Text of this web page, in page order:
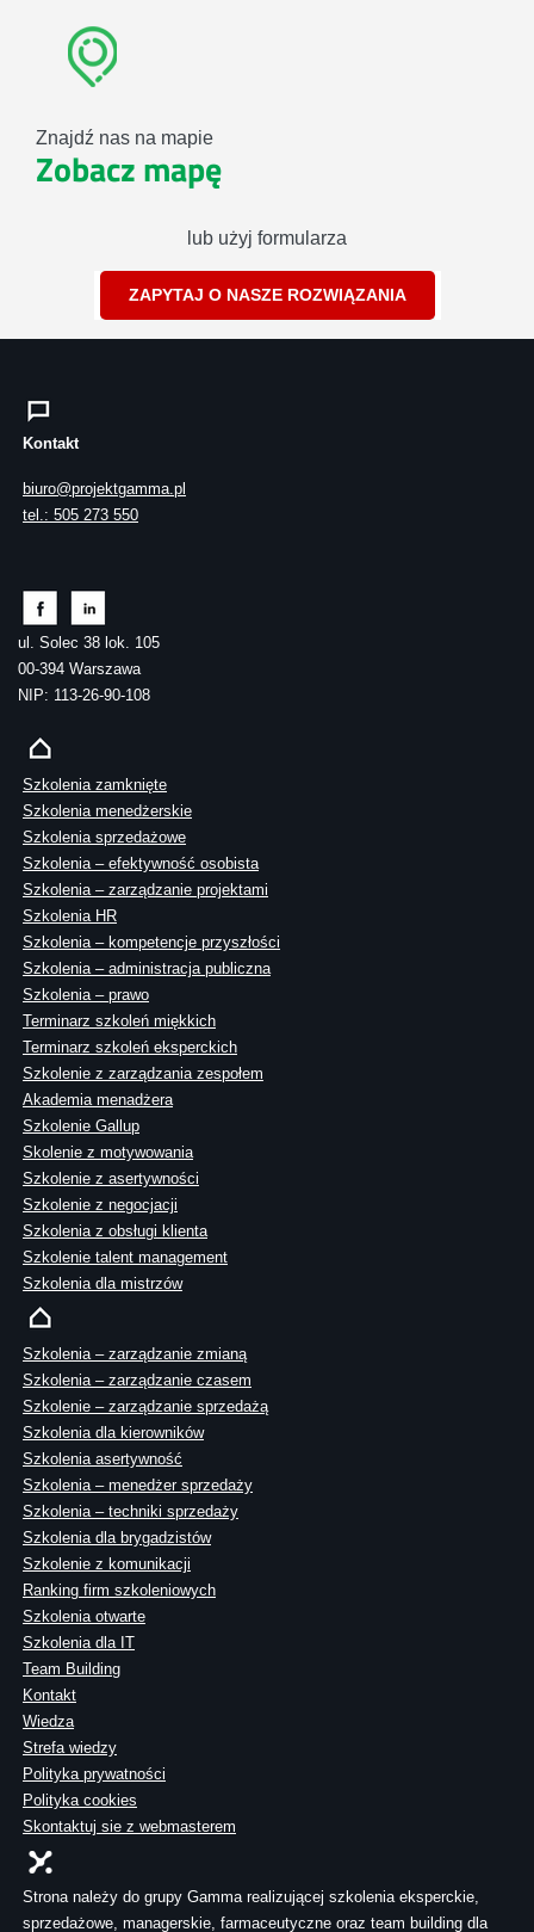
Znajdź nas na mapie
Zobacz mapę
lub użyj formularza
ZAPYTAJ O NASZE ROZWIĄZANIA
Kontakt
biuro@projektgamma.pl
tel.: 505 273 550
ul. Solec 38 lok. 105
00-394 Warszawa
NIP: 113-26-90-108
Szkolenia zamknięte
Szkolenia menedżerskie
Szkolenia sprzedażowe
Szkolenia – efektywność osobista
Szkolenia – zarządzanie projektami
Szkolenia HR
Szkolenia – kompetencje przyszłości
Szkolenia – administracja publiczna
Szkolenia – prawo
Terminarz szkoleń miękkich
Terminarz szkoleń eksperckich
Szkolenie z zarządzania zespołem
Akademia menadżera
Szkolenie Gallup
Skolenie z motywowania
Szkolenie z asertywności
Szkolenie z negocjacji
Szkolenia z obsługi klienta
Szkolenie talent management
Szkolenia dla mistrzów
Szkolenia – zarządzanie zmianą
Szkolenia – zarządzanie czasem
Szkolenie – zarządzanie sprzedażą
Szkolenia dla kierowników
Szkolenia asertywność
Szkolenia – menedżer sprzedaży
Szkolenia – techniki sprzedaży
Szkolenia dla brygadzistów
Szkolenie z komunikacji
Ranking firm szkoleniowych
Szkolenia otwarte
Szkolenia dla IT
Team Building
Kontakt
Wiedza
Strefa wiedzy
Polityka prywatności
Polityka cookies
Skontaktuj sie z webmasterem
Strona należy do grupy Gamma realizującej szkolenia eksperckie,
sprzedażowe, managerskie, farmaceutyczne oraz team building dla